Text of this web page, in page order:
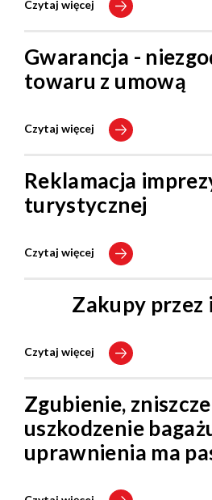
Czytaj więcej
Gwarancja -
towaru z umową
Czytaj więcej
Reklamacja
turystycznej
Czytaj więcej
Zakupy
Czytaj więcej
Zgubienie,
uszkodzenie
uprawnienia ma